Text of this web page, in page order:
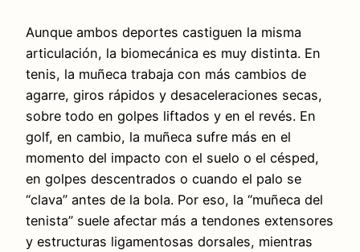
Aunque ambos deportes castiguen la misma
articulación, la biomecánica es muy distinta. En
tenis, la muñeca trabaja con más cambios de
agarre, giros rápidos y desaceleraciones secas,
sobre todo en golpes liftados y en el revés. En
golf, en cambio, la muñeca sufre más en el
momento del impacto con el suelo o el césped,
en golpes descentrados o cuando el palo se
“clava” antes de la bola. Por eso, la “muñeca del
tenista” suele afectar más a tendones extensores
y estructuras ligamentosas dorsales, mientras